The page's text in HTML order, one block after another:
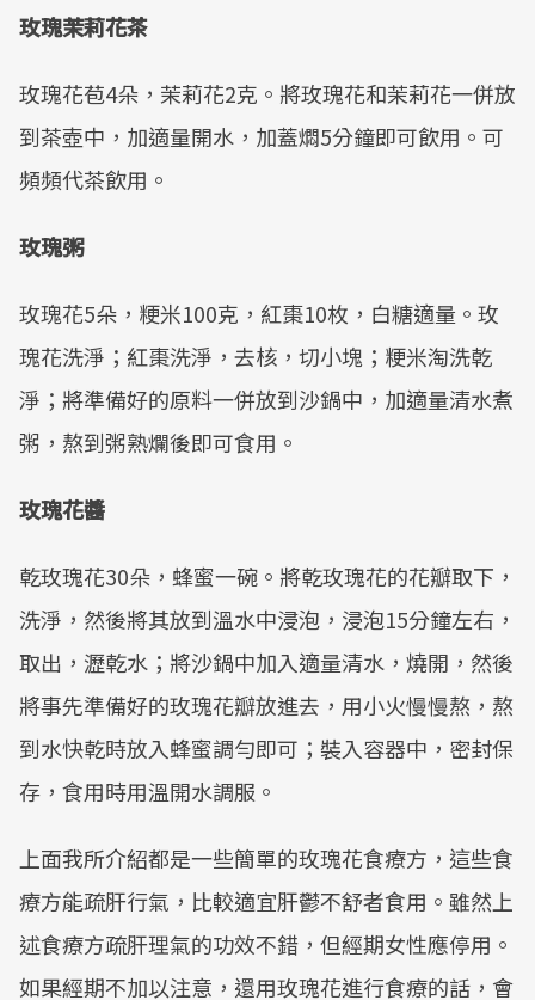
玫瑰茉莉花茶
玫瑰花苞4朵，茉莉花2克。將玫瑰花和茉莉花一併放
到茶壺中，加適量開水，加蓋燜5分鐘即可飲用。可
頻頻代茶飲用。
玫瑰粥
玫瑰花5朵，粳米100克，紅棗10枚，白糖適量。玫
瑰花洗淨；紅棗洗淨，去核，切小塊；粳米淘洗乾
淨；將準備好的原料一併放到沙鍋中，加適量清水煮
粥，熬到粥熟爛後即可食用。
玫瑰花醬
乾玫瑰花30朵，蜂蜜一碗。將乾玫瑰花的花瓣取下，
洗淨，然後將其放到溫水中浸泡，浸泡15分鐘左右，
取出，瀝乾水；將沙鍋中加入適量清水，燒開，然後
將事先準備好的玫瑰花瓣放進去，用小火慢慢熬，熬
到水快乾時放入蜂蜜調勻即可；裝入容器中，密封保
存，食用時用溫開水調服。
上面我所介紹都是一些簡單的玫瑰花食療方，這些食
療方能疏肝行氣，比較適宜肝鬱不舒者食用。雖然上
述食療方疏肝理氣的功效不錯，但經期女性應停用。
如果經期不加以注意，還用玫瑰花進行食療的話，會